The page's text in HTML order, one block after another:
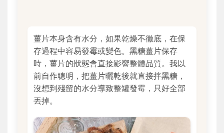
薑片本身含有水分，如果乾燥不徹底，在保
存過程中容易發霉或變色。黑糖薑片保存
時，薑片的狀態會直接影響整體品質。我以
前自作聰明，把薑片曬乾後就直接拌黑糖，
沒想到殘留的水分導致整罐發霉，只好全部
丟掉。